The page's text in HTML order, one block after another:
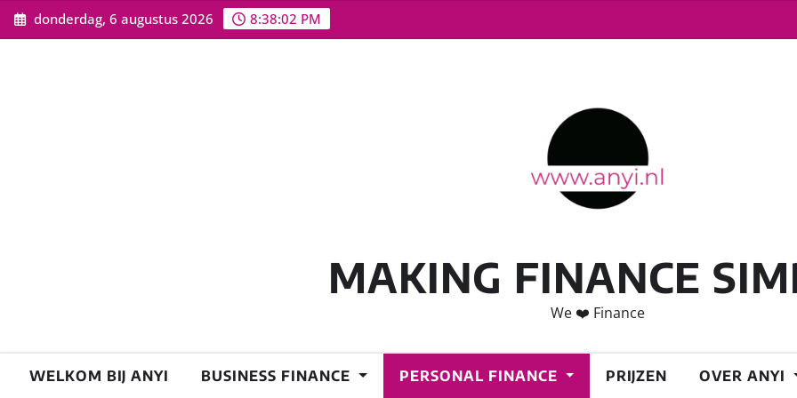
Ga
naar
donderdag, 6 augustus 2026 8:38:03 PM
MAKING FINANCE
We ❤️ Finance
WELKOM BIJ ANYI BUSINESS FINANCE PERSONAL FINANCE PRIJZEN OVER ANYI